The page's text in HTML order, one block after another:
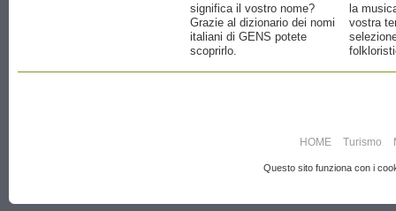
significa il vostro nome?
Grazie al dizionario dei nomi
italiani di GENS potete
scoprirlo.
la
vostra
HOME Turismo
Questo sito funziona con i